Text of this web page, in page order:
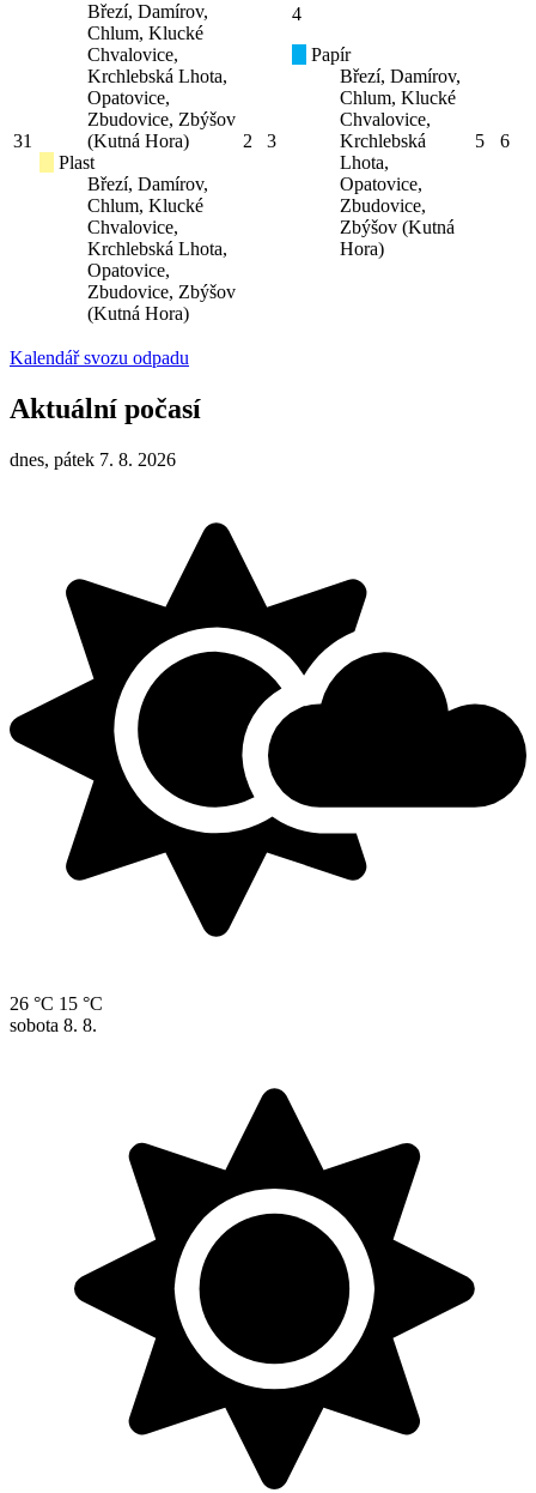
31
Březí, Damírov,
Chlum, Klucké
Chvalovice,
Krchlebská Lhota,
Opatovice,
Zbudovice, Zbýšov
(Kutná Hora)
Plast
Březí, Damírov,
Chlum, Klucké
Chvalovice,
Krchlebská Lhota,
Opatovice,
Zbudovice, Zbýšov
(Kutná Hora)
2 3
4
Papír
Březí, Damírov,
Chlum, Klucké
Chvalovice,
Krchlebská
Lhota,
Opatovice,
Zbudovice,
Zbýšov (Kutná
Hora)
5 6
Kalendář svozu odpadu
Aktuální počasí
dnes, pátek 7. 8. 2026
26 °C 15 °C
sobota 8. 8.